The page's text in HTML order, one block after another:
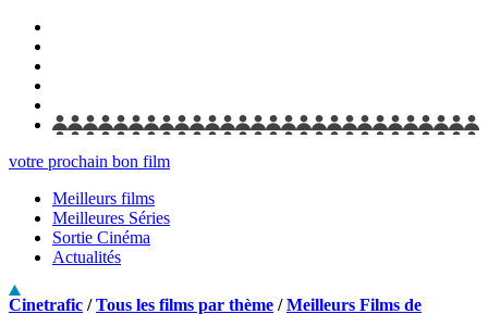
votre prochain bon film
Meilleurs films
Meilleures Séries
Sortie Cinéma
Actualités
Cinetrafic /Tous les films par thème /Meilleurs Films de